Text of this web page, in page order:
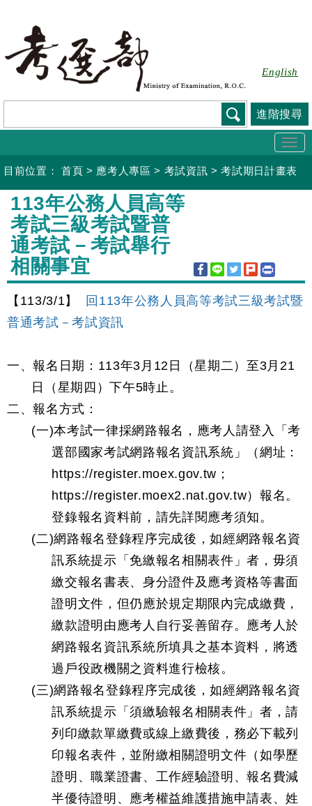
要
容
English
進階搜尋
目前位置： 首頁 > 應考人專區 > 考試資訊 >考試期日計畫表
:::
113年公務人員高等
考試三級考試暨普
通考試－考試舉行
相關事宜
【113/3/1】
回113年公務人員高等考試三級考試暨
普通考試－考試資訊
一、報名日期：113年3月12日（星期二）至3月21
日（星期四）下午5時止。
二、報名方式：
(一)本考試一律採網路報名，應考人請登入「考
選部國家考試網路報名資訊系統」（網址：
https://register.moex.gov.tw；
https://register.moex2.nat.gov.tw）報名。
登錄報名資料前，請先詳閱應考須知。
(二)網路報名登錄程序完成後，如經網路報名資
訊系統提示「免繳報名相關表件」者，毋須
繳交報名書表、身分證件及應考資格等書面
證明文件，但仍應於規定期限內完成繳費，
繳款證明由應考人自行妥善留存。應考人於
網路報名資訊系統所填具之基本資料，將透
過戶役政機關之資料進行檢核。
(三)網路報名登錄程序完成後，如經網路報名資
訊系統提示「須繳驗報名相關表件」者，請
列印繳款單繳費或線上繳費後，務必下載列
印報名表件，並附繳相關證明文件（如學歷
證明、職業證書、工作經驗證明、報名費減
半優待證明、應考權益維護措施申請表、姓